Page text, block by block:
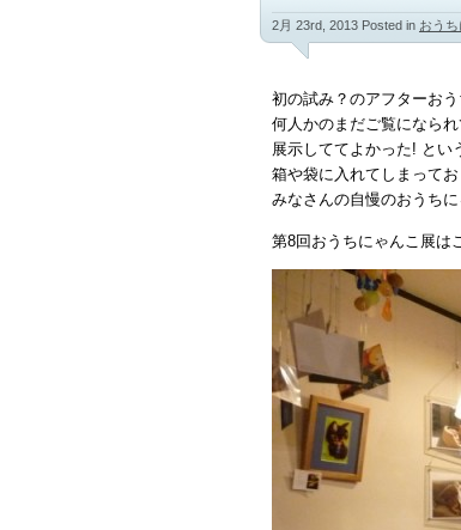
2月 23rd, 2013 Posted in おう
初の試み？のアフターお
何人かのまだご覧になら
展示しててよかった! とい
箱や袋に入れてしまってお
みなさんの自慢のおうち
第8回おうちにゃんこ展は